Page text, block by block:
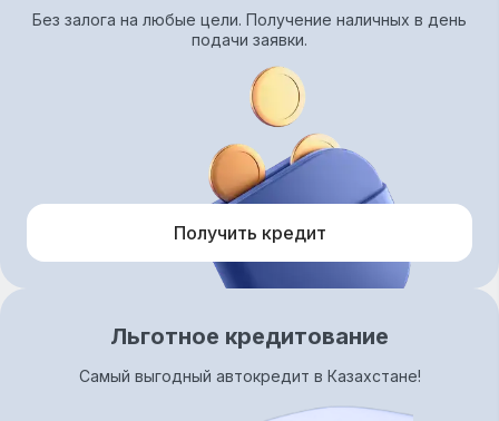
Без залога на любые цели. Получение наличных в день
подачи заявки.
Получить кредит
Льготное кредитование
Самый выгодный автокредит в Казахстане!